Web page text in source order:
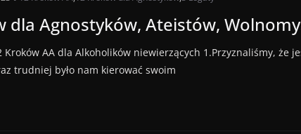
dla Agnostyków, Ateistów,
AA dla Alkoholików niewierzących 1.Przyznaliśmy, że
trudniej było nam kierować swoim